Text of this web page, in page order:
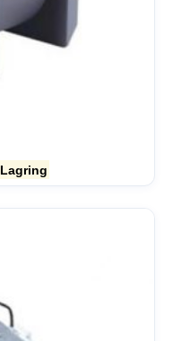
Lagring